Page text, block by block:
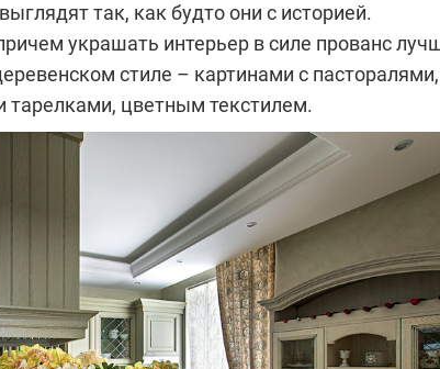
так, как будто они с историей.
украшать интерьер в силе прованс
стиле – картинами с пасторалями,
тарелками, цветным текстилем.